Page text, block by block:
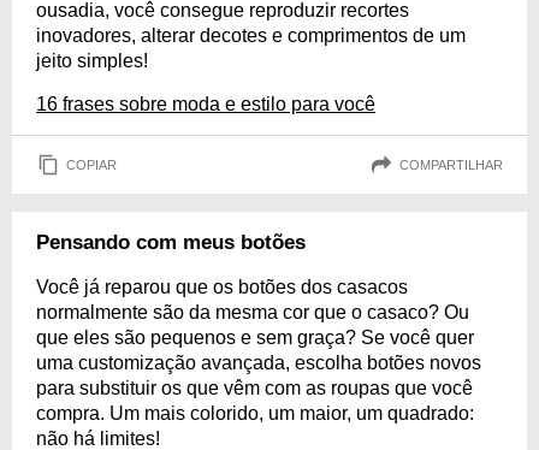
ousadia, você consegue reproduzir recortes
inovadores, alterar decotes e comprimentos de um
jeito simples!
16 frases sobre moda e estilo para você
COPIAR COMPARTILHAR
Pensando com meus botões
Você já reparou que os botões dos casacos
normalmente são da mesma cor que o casaco? Ou
que eles são pequenos e sem graça? Se você quer
uma customização avançada, escolha botões novos
para substituir os que vêm com as roupas que você
compra. Um mais colorido, um maior, um quadrado:
não há limites!